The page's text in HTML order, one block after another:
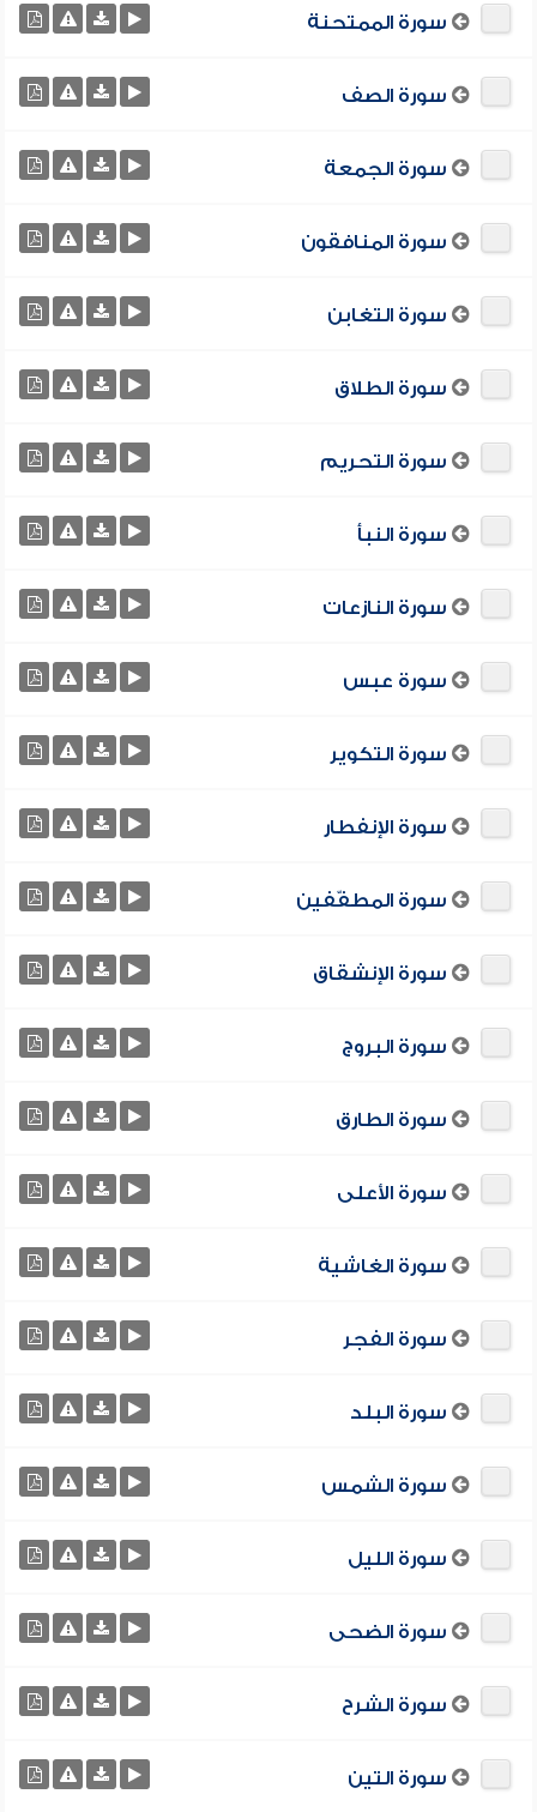
سورة الممتحنة
سورة الصف
سورة الجمعة
سورة المنافقون
سورة التغابن
سورة الطلاق
سورة التحريم
سورة النبأ
سورة النازعات
سورة عبس
سورة التكوير
سورة الإنفطار
سورة المطفّفين
سورة الإنشقاق
سورة البروج
سورة الطارق
سورة الأعلى
سورة الغاشية
سورة الفجر
سورة البلد
سورة الشمس
سورة الليل
سورة الضحى
سورة الشرح
سورة التين